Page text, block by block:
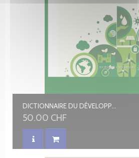
50.00 CHF